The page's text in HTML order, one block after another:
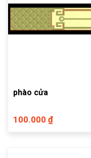
phào cửa
100.000 ₫